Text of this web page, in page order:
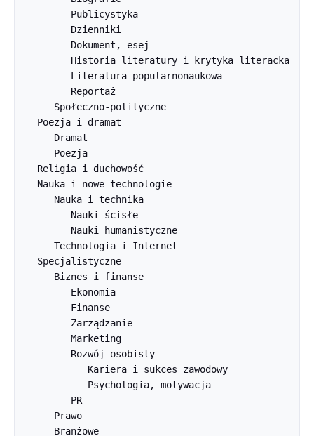
         Publicystyka
         Dzienniki
         Dokument, esej
         Historia literatury i krytyka literacka
         Literatura popularnonaukowa
         Reportaż
      Społeczno-polityczne
   Poezja i dramat
      Dramat
      Poezja
   Religia i duchowość
   Nauka i nowe technologie
      Nauka i technika
         Nauki ścisłe
         Nauki humanistyczne
      Technologia i Internet
   Specjalistyczne
      Biznes i finanse
         Ekonomia
         Finanse
         Zarządzanie
         Marketing
         Rozwój osobisty
            Kariera i sukces zawodowy
            Psychologia, motywacja
         PR
      Prawo